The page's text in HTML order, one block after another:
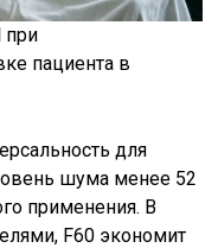
при
пациента в
для
шума менее 52
применения. В
F60 экономит